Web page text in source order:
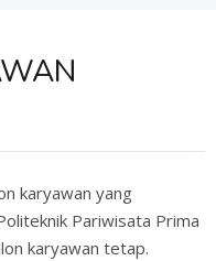
karyawan yang
Pariwisata Prima
karyawan tetap.